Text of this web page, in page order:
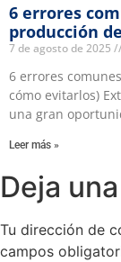
6 errores
producción
7 de agosto de 2025
6 errores
cómo evitarlos)
una gran
Leer más »
Deja
Tu dirección de
campos